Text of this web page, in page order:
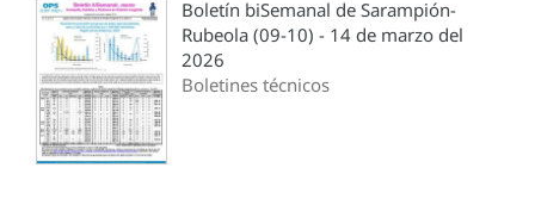
Boletín biSemanal de Sarampión-
Rubeola (09-10) - 14 de marzo del
2026
Boletines técnicos